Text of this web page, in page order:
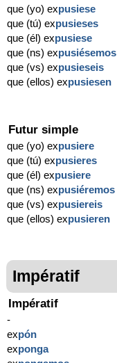
que (yo) expusiese
que (tú) expusieses
que (él) expusiese
que (ns) expusiésemos
que (vs) expusieseis
que (ellos) expusiesen
Futur simple
que (yo) expusiere
que (tú) expusieres
que (él) expusiere
que (ns) expusiéremos
que (vs) expusiereis
que (ellos) expusieren
Impératif
Impératif
-
expón
exponga